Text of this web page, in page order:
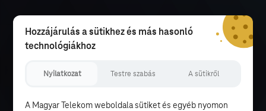
Hozzájárulás a sütikhez és más hasonló
technológiákhoz
Nyilatkozat Testre szabás A sütikről
A Magyar Telekom weboldala sütiket és egyéb nyomon